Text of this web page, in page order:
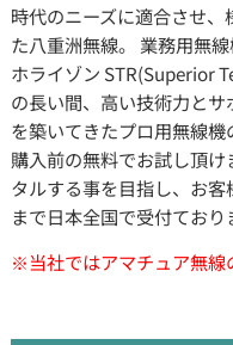
時代のニーズに適合させ
た八重洲無線。 業務用無
ホライゾン STR(Superior
の長い間、高い技術力と
を築いてきたプロ用無線
購入前の無料でお試し頂
タルする事を目指し、お
まで日本全国で受付ており
※当社ではアマチュア無線